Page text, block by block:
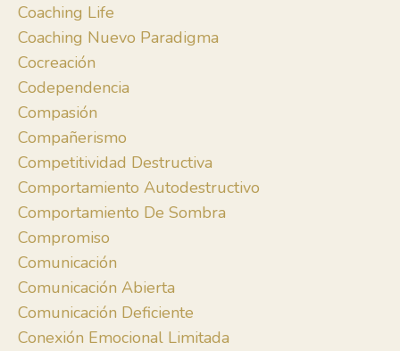
Coaching Life
Coaching Nuevo Paradigma
Cocreación
Codependencia
Compasión
Compañerismo
Competitividad Destructiva
Comportamiento Autodestructivo
Comportamiento De Sombra
Compromiso
Comunicación
Comunicación Abierta
Comunicación Deficiente
Conexión Emocional Limitada